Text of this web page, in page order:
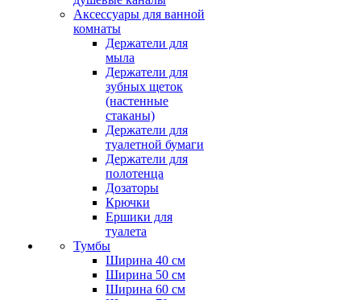
Аксессуары для ванной
комнаты
Держатели для
мыла
Держатели для
зубных щеток
(настенные
стаканы)
Держатели для
туалетной бумаги
Держатели для
полотенца
Дозаторы
Крючки
Ершики для
туалета
Тумбы
Ширина 40 см
Ширина 50 см
Ширина 60 см